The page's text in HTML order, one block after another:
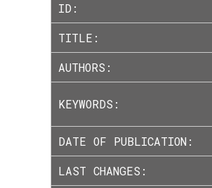
ID:
TITLE:
AUTHORS:
KEYWORDS:
DATE OF PUBLICATION:
LAST CHANGES: